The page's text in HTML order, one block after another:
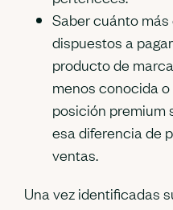
Saber cuánto
dispuestos a
producto de
menos conocida
posición premium
esa diferencia de
ventas.
Una vez identificadas